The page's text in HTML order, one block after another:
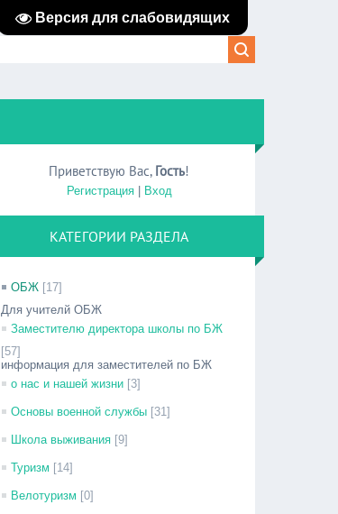
Версия для слабовидящих
Приветствую Вас, Гость!
Регистрация| Вход
КАТЕГОРИИ РАЗДЕЛА
ОБЖ [17]
Для учителй ОБЖ
Заместителю директора школы по БЖ
[57]
информация для заместителей по БЖ
о нас и нашей жизни [3]
Основы военной службы [31]
Школа выживания [9]
Туризм [14]
Велотуризм [0]